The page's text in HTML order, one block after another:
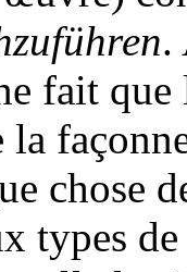
.
fait
chose
types